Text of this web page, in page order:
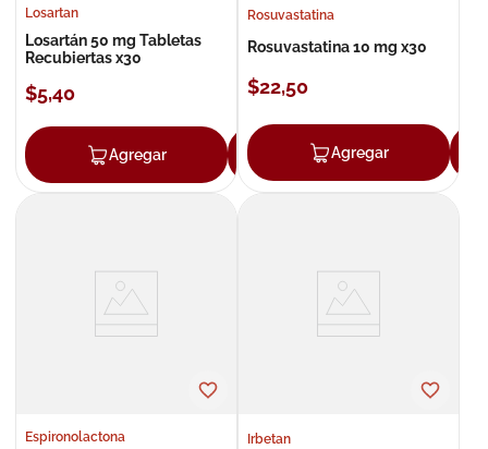
Losartan
Losartán 50 mg Tabletas
Recubiertas x30
$5,40
Agregar Agregar
Rosuvastatina
Rosuvastatina 10 mg x30
$22,50
Agregar
Espironolactona Irbetan